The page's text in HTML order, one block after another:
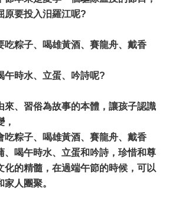
原要投入汨羅江呢?
吃粽子、喝雄黃酒、賽龍舟、戴香
午時水、立蛋、吟詩呢?
來、習俗為故事的本體，讓孩子認識
吃粽子、喝雄黃酒、賽龍舟、戴香
、喝午時水、立蛋和吟詩，珍惜和尊
化的精髓，在過端午節的時候，可以
人團聚。